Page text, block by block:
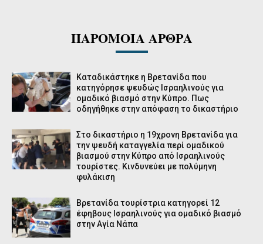
ΠΑΡΟΜΟΙΑ ΑΡΘΡΑ
Καταδικάστηκε η Βρετανίδα που
κατηγόρησε ψευδώς Ισραηλινούς για
ομαδικό βιασμό στην Κύπρο. Πως
οδηγήθηκε στην απόφαση το δικαστήριο
Στο δικαστήριο η 19χρονη Βρετανίδα για
την ψευδή καταγγελία περί ομαδικού
βιασμού στην Κύπρο από Ισραηλινούς
τουρίστες. Κινδυνεύει με πολύμηνη
φυλάκιση
Βρετανίδα τουρίστρια κατηγορεί 12
έφηβους Ισραηλινούς για ομαδικό βιασμό
στην Αγία Νάπα